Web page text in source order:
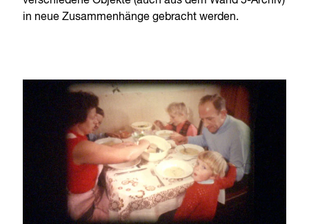
in neue Zusammenhänge gebracht werden.